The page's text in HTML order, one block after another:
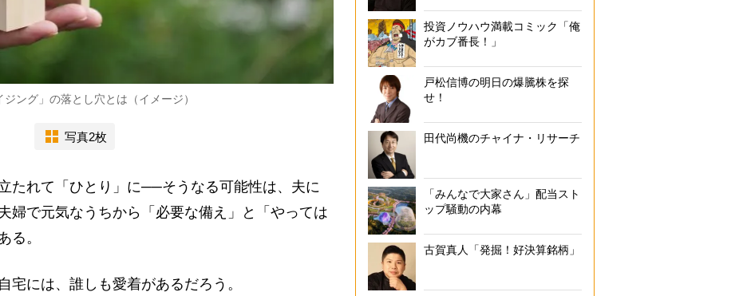
ング」の落とし穴とは（イメージ）
写真2枚
たれて「ひとり」に──そうなる可能性は、夫に
婦で元気なうちから「必要な備え」と「やっては
る。
には、誰しも愛着があるだろう。
投資ノウハウ満載コミック「俺
がカブ番長！」
戸松信博の明日の爆騰株を探
せ！
田代尚機のチャイナ・リサーチ
「みんなで大家さん」配当スト
ップ騒動の内幕
古賀真人「発掘！好決算銘柄」